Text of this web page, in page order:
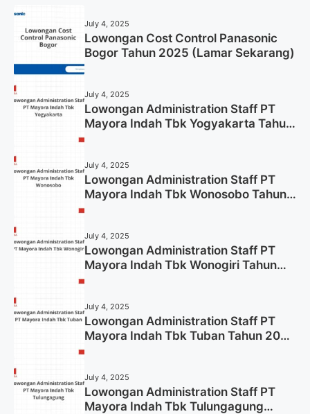
July 4, 2025
Lowongan Cost Control Panasonic
Bogor Tahun 2025 (Lamar Sekarang)
July 4, 2025
Lowongan Administration Staff PT
Mayora Indah Tbk Yogyakarta Tahun
July 4, 2025
Lowongan Administration Staff PT
Mayora Indah Tbk Wonosobo Tahun
July 4, 2025
Lowongan Administration Staff PT
Mayora Indah Tbk Wonogiri Tahun
July 4, 2025
Lowongan Administration Staff PT
Mayora Indah Tbk Tuban Tahun 2025
July 4, 2025
Lowongan Administration Staff PT
Mayora Indah Tbk Tulungagung